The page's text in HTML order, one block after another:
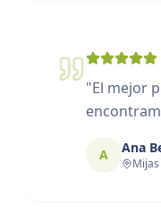
"El mejor
A Ana